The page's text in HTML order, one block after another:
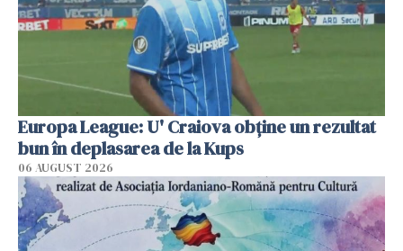
Europa League: U' Craiova obține un rezultat
bun în deplasarea de la Kups
06 AUGUST 2026